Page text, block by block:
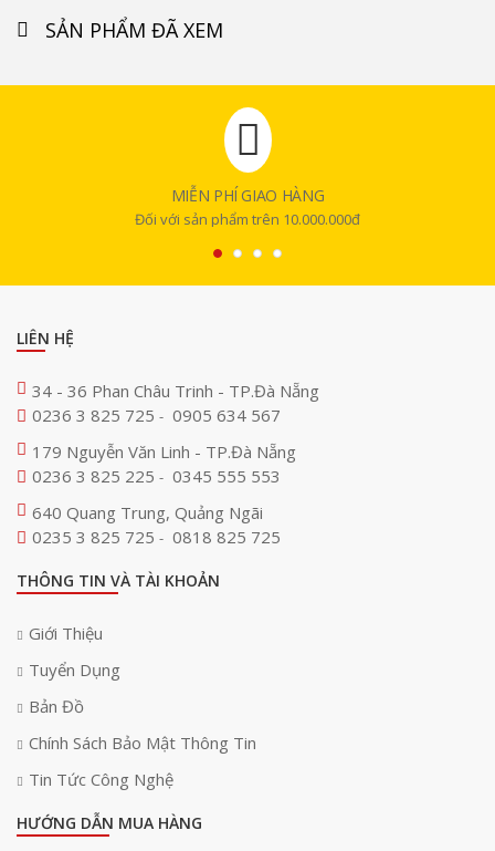
SẢN PHẨM ĐÃ XEM
MIỄN PHÍ GIAO HÀNG
Đối với sản phẩm trên 10.000.000đ
LIÊN HỆ
34 - 36 Phan Châu Trinh - TP.Đà Nẵng
0236 3 825 725 - 0905 634 567
179 Nguyễn Văn Linh - TP.Đà Nẵng
0236 3 825 225 - 0345 555 553
640 Quang Trung, Quảng Ngãi
0235 3 825 725 - 0818 825 725
THÔNG TIN VÀ TÀI KHOẢN
Giới Thiệu
Tuyển Dụng
Bản Đồ
Chính Sách Bảo Mật Thông Tin
Tin Tức Công Nghệ
HƯỚNG DẪN MUA HÀNG